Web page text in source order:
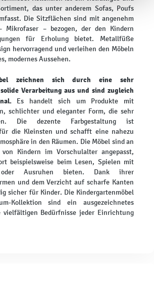
das unter anderem Sofas, Poufs
Die Sitzflächen sind mit angenehm
Mikrofaser – bezogen, der den Kindern
für Erholung bietet. Metallfüße
hervorragend und verleihen den Möbeln
modernes Aussehen.
zeichnen sich durch eine sehr
Verarbeitung aus und sind zugleich
Es handelt sich um Produkte mit
schlichter und eleganter Form, die sehr
Die dezente Farbgestaltung ist
die Kleinsten und schafft eine nahezu
in den Räumen. Die Möbel sind an
Kindern im Vorschulalter angepasst,
beispielsweise beim Lesen, Spielen mit
oder Ausruhen bieten. Dank ihrer
und dem Verzicht auf scharfe Kanten
sicher für Kinder. Die Kindergartenmöbel
Kollektion sind ein ausgezeichnetes
vielfältigen Bedürfnisse jeder Einrichtung